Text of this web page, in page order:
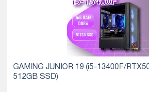
GAMING JUNIOR 19 (i5-13400F/
512GB SSD)